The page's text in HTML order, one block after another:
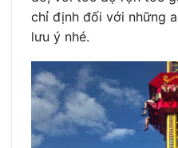
chỉ định đối với những
lưu ý nhé.